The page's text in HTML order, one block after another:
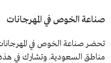
صناعة الخوص في المهرجانات
تحضر صناعة الخوص في المهرجانات
مناطق السعودية. وتشارك في